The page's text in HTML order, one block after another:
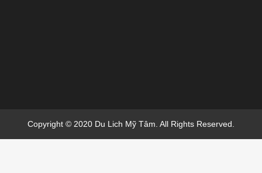
Copyright © 2020 Du Lich Mỹ Tâm. All Rights Reserved.